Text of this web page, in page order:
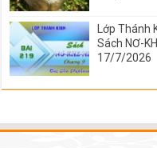
Lớp Thánh
Sách NƠ-
17/7/2026